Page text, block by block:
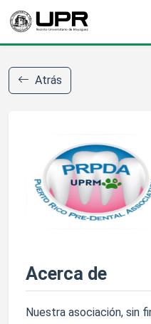
Atrás
Acerca de
Nuestra asociación, sin